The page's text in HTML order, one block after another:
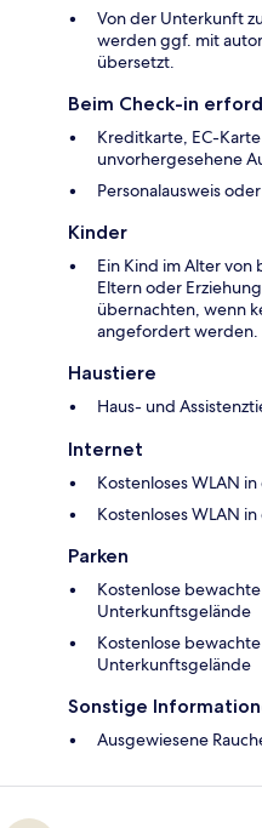
Von der Unterkunft
werden ggf. mit
übersetzt.
Beim Check-in
Kreditkarte, EC-
unvorhergesehene
Personalausweis
Kinder
Ein Kind im Alter von
Eltern oder
übernachten, wenn
angefordert werden.
Haustiere
Haus- und
Internet
Kostenloses WLAN
Kostenloses WLAN
Parken
Kostenlose
Unterkunftsgelände
Kostenlose
Unterkunftsgelände
Sonstige
Ausgewiesene